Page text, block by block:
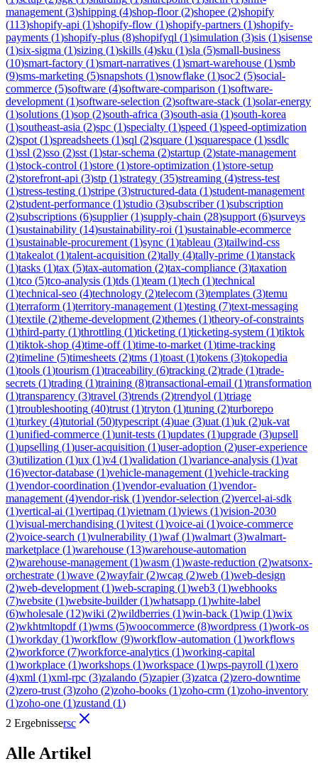
management (3)shipping (4)shop-floor(2)shopee (2)shopify
(113)shopify-api (1)shopify-flow (1)shopify-partners (1)shopify-
payments (1)shopify-plus (8)shopifyql (1)simulation (3)sis (1)sisense
(1)six-sigma (1)sizing (1)skills (4)sku (1)sla (5)small-business
(10)smart-factory (1)smart-narratives (1)smart-warehouse (1)smb
(9)sms-marketing (5)snapshots (1)snowflake (1)soc2 (5)social-
commerce (5)software (4)software-comparison (1)software-
development (1)software-selection (2)software-stack (1)solar-energy
(1)solutions (1)sop (2)south-africa (3)south-asia (1)south-korea
(1)southeast-asia (2)spc (1)specialty (1)speed (1)speed-optimization
(2)spot (1)spreadsheets (1)sql (2)square (1)squarespace (1)ssdlc
(1)ssl (2)sso (2)sst (1)star-schema (2)startup (2)state-management
(1)stock-control (1)store (1)store-optimization (1)store-setup
(2)storefront-api (3)stp (1)strategy (35)streaming (4)stress-test
(1)stress-testing (1)stripe (3)structured-data (1)student-management
(2)student-performance (1)studio (3)subscriber(1)subscription
(2)subscriptions (6)supplier(1)supply-chain (28)support (6)surveys
(1)sustainability (14)sustainability-roi (1)sustainable-ecommerce
(1)sustainable-procurement (1)sync (1)tableau (3)tailwind-css
(1)takealot (1)talent-acquisition (2)tally (4)tally-prime (1)tanstack
(1)tasks (1)tax (5)tax-automation (2)tax-compliance (3)taxation
(1)tco (5)tco-analysis (1)tds (1)team (1)tech (1)technical
(1)technical-seo (4)technology (2)telecom (3)templates (3)temu
(1)terraform (1)territory-management (1)testing (7)text-messaging
(1)textile (2)theme-development (2)themes (1)theory-of-constraints
(1)third-party (1)throttling (1)ticketing (1)ticketing-system (1)tiktok
(1)tiktok-shop (4)time-off(1)time-to-market (1)time-tracking
(2)timeline (5)timesheets (2)tms (1)toast (1)tokens (3)tokopedia
(1)tools (1)tourism (1)traceability (6)tracking (2)trade (1)trade-
secrets (1)trading (1)training (8)transactional-email (1)transformation
(1)transparency (3)travel (3)trends (2)trendyol (1)triage
(1)troubleshooting (40)trust (1)tryton (1)tuning (2)turborepo
(1)turkey (4)tutorial (50)typescript (4)uae (3)uat (1)uk (2)uk-vat
(1)unified-commerce (1)unit-tests (1)updates (1)upgrade (3)upsell
(1)upselling (1)user-acquisition (1)user-adoption (2)user-experience
(3)utilization (1)ux (1)v4 (1)validation (1)variance-analysis (1)vat
(16)vector-database (1)vehicle-management (1)vehicle-tracking
(1)vendor-coordination (1)vendor-evaluation (1)vendor-
management (4)vendor-risk (1)vendor-selection (2)vercel-ai-sdk
(1)vertical-ai (1)vertipaq (1)vietnam (1)views (1)vision-2030
(1)visual-merchandising (1)vitest (1)voice-ai (1)voice-commerce
(2)voice-search (1)vulnerability (1)waf(1)walmart (3)walmart-
marketplace (1)warehouse (13)warehouse-automation
(2)warehouse-management (1)wasm (1)waste-reduction (2)watsonx-
orchestrate (1)wave (2)wayfair(2)wcag (2)web (1)web-design
(2)web-development (1)web-scraping (1)web3 (1)webhooks
(7)website (1)website-builder(1)whatsapp (1)white-label
(6)wholesale (12)wiki (2)wildberries (1)win-back (1)wip (1)wix
(2)wkhtmltopdf(1)wms (5)woocommerce (8)wordpress (1)work-os
(1)workday (1)workflow (9)workflow-automation (1)workflows
(2)workforce (7)workforce-analytics (1)working-capital
(1)workplace (1)workshops (1)workspace (1)wps-payroll (1)xero
(4)xml (1)xml-rpc (3)zalando (5)zapier(3)zatca (2)zero-downtime
(2)zero-trust (3)zoho (2)zoho-books (1)zoho-crm (1)zoho-inventory
(1)zoho-one (1)zustand (1)
2 Ergebnissersc
Alle Artikel